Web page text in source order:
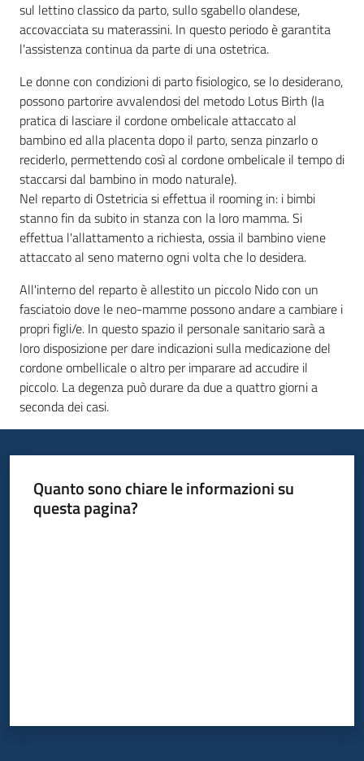
sul lettino classico da parto, sullo sgabello olandese,
accovacciata su materassini. In questo periodo è garantita
l'assistenza continua da parte di una ostetrica.
Le donne con condizioni di parto fisiologico, se lo desiderano,
possono partorire avvalendosi del metodo Lotus Birth (la
pratica di lasciare il cordone ombelicale attaccato al
bambino ed alla placenta dopo il parto, senza pinzarlo o
reciderlo, permettendo così al cordone ombelicale il tempo di
staccarsi dal bambino in modo naturale).
Nel reparto di Ostetricia si effettua il rooming in: i bimbi
stanno fin da subito in stanza con la loro mamma. Si
effettua l'allattamento a richiesta, ossia il bambino viene
attaccato al seno materno ogni volta che lo desidera.
All'interno del reparto è allestito un piccolo Nido con un
fasciatoio dove le neo-mamme possono andare a cambiare i
propri figli/e. In questo spazio il personale sanitario sarà a
loro disposizione per dare indicazioni sulla medicazione del
cordone ombellicale o altro per imparare ad accudire il
piccolo. La degenza può durare da due a quattro giorni a
seconda dei casi.
Quanto sono chiare le informazioni su
questa pagina?